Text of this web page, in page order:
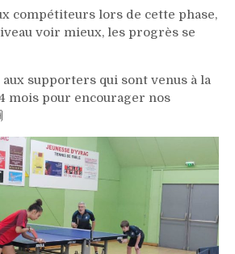
compétiteurs lors de cette phase,
voir mieux, les progrès se
supporters qui sont venus à la
mois pour encourager nos